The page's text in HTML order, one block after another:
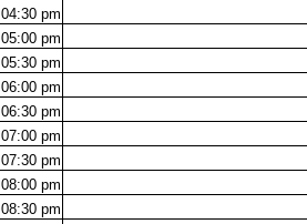
04:30 pm
05:00 pm
05:30 pm
06:00 pm
06:30 pm
07:00 pm
07:30 pm
08:00 pm
08:30 pm